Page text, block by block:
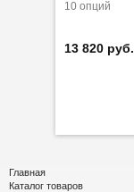
10 опций
13 820 руб.
Главная
Каталог товаров